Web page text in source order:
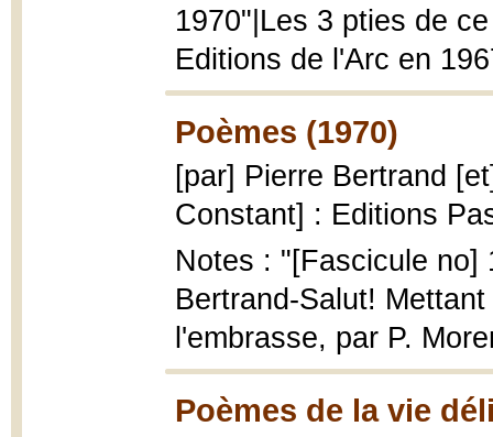
1970"|Les 3 pties de
Editions de l'Arc en
Poèmes (1970)
[par] Pierre Bertrand
Constant] : Editions
Notes : "[Fascicule no]
Bertrand-Salut!
l'embrasse, par P.
Poèmes de la vie